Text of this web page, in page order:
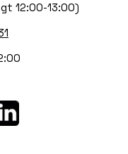
12:00-13:00)